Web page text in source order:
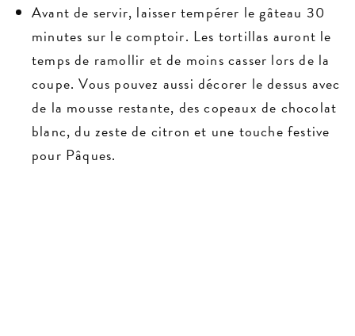
Avant de servir, laisser tempérer le gâteau 30
minutes sur le comptoir. Les tortillas auront le
temps de ramollir et de moins casser lors de la
coupe. Vous pouvez aussi décorer le dessus avec
de la mousse restante, des copeaux de chocolat
blanc, du zeste de citron et une touche festive
pour Pâques.